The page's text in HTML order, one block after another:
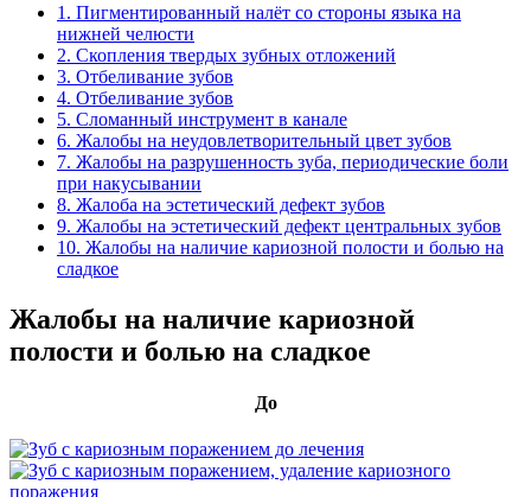
1. Пигментированный налёт со стороны языка на
нижней челюсти
2. Скопления твердых зубных отложений
3. Отбеливание зубов
4. Отбеливание зубов
5. Сломанный инструмент в канале
6. Жалобы на неудовлетворительный цвет зубов
7. Жалобы на разрушенность зуба, периодические боли
при накусывании
8. Жалоба на эстетический дефект зубов
9. Жалобы на эстетический дефект центральных зубов
10. Жалобы на наличие кариозной полости и болью на
сладкое
Жалобы на наличие кариозной
полости и болью на сладкое
До